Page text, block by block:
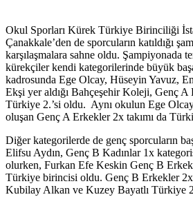
Okul Sporları Kürek Türkiye Birinciliği
Çanakkale’den de sporcuların katıldığı
karşılaşmalara sahne oldu. Şampiyonada
kürekçiler kendi kategorilerinde büyük
kadrosunda Ege Olcay, Hüseyin Yavuz,
Ekşi yer aldığı Bahçeşehir Koleji, Genç
Türkiye 2.’si oldu. Aynı okulun Ege
oluşan Genç A Erkekler 2x takımı da
Diğer kategorilerde de genç sporcuların
Elifsu Aydın, Genç B Kadınlar 1x
olurken, Furkan Efe Keskin Genç B
Türkiye birincisi oldu. Genç B Erkekler
Kubilay Alkan ve Kuzey Bayatlı Türkiye